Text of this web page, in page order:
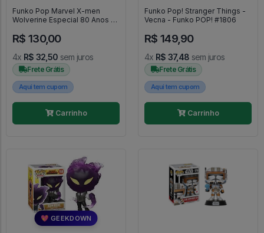
Funko Pop Marvel X-men
Wolverine Especial 80 Anos -
R$ 130,00
4x R$ 32,50 sem juros
Frete Grátis
Aqui tem cupom
Carrinho
Funko Pop! Stranger Things -
Vecna - Funko POP! #1806
R$ 149,90
4x R$ 37,48 sem juros
Frete Grátis
Aqui tem cupom
Carrinho
💖 GEEKDOWN